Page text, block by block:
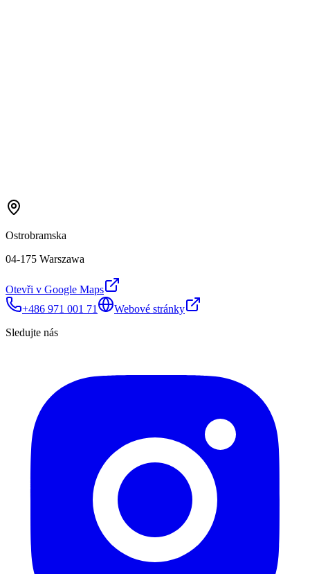
Ostrobramska
04-175 Warszawa
Otevři v Google Maps
+486 971 001 71
Webové stránky
Sledujte nás